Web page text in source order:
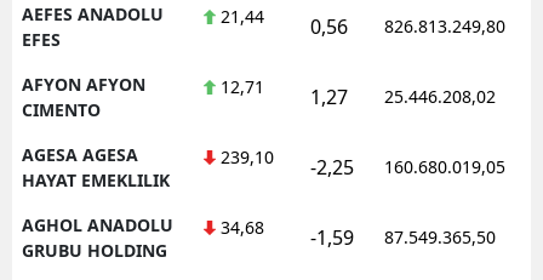
AEFES ANADOLU
EFES
21,44 0,56 826.813.249,80
AFYON AFYON
CIMENTO
12,71 1,27 25.446.208,02
AGESA AGESA
HAYAT EMEKLILIK
239,10 -2,25 160.680.019,05
AGHOL ANADOLU
GRUBU HOLDING
34,68 -1,59 87.549.365,50